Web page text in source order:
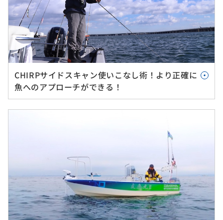
CHIRPサイドスキャン使いこなし術！より正確に
魚へのアプローチができる！